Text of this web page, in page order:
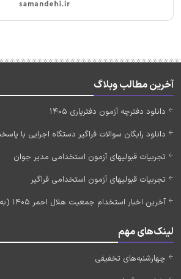
آخرین مطالب وبلاگ
دانلود دفترچه آزمون دفتریاری 1405
دانلود رایگان سوالات فراگیر دستگاه اجرایی با
تجربیات قبولیهای آزمون استخدامی مدیر جوان
تجربیات قبولیهای آزمون استخدامی فراگیر
آخرین اخبار استخدام جمعیت هلال احمر 1405 (به زودی)
لینک‌های مهم
چهارشنبه‌های تخفیفی